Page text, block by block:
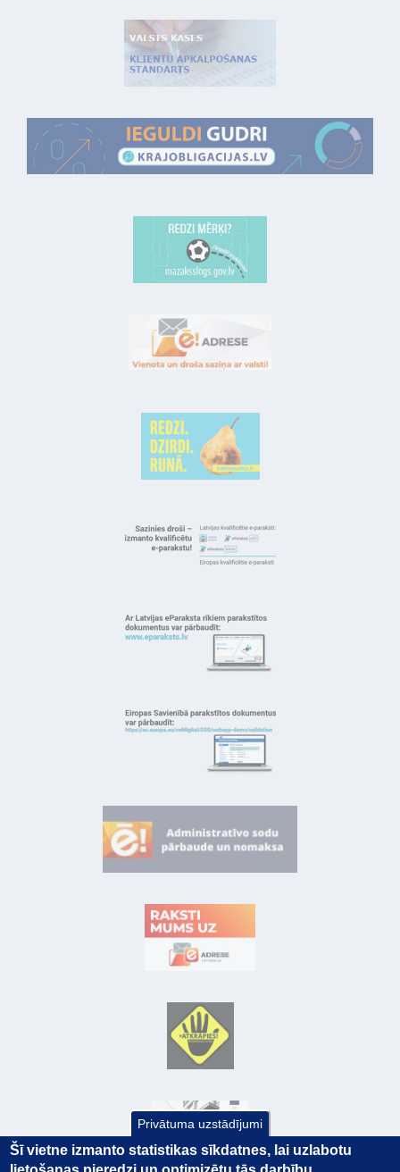
Privātuma uzstādījumi
Šī vietne izmanto statistikas sīkdatnes, lai uzlabotu